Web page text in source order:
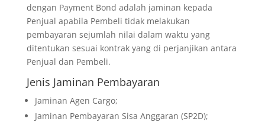
dengan Payment Bond adalah jaminan kepada
Penjual apabila Pembeli tidak melakukan
pembayaran sejumlah nilai dalam waktu yang
ditentukan sesuai kontrak yang di perjanjikan antara
Penjual dan Pembeli.
Jenis Jaminan Pembayaran
Jaminan Agen Cargo;
Jaminan Pembayaran Sisa Anggaran (SP2D);